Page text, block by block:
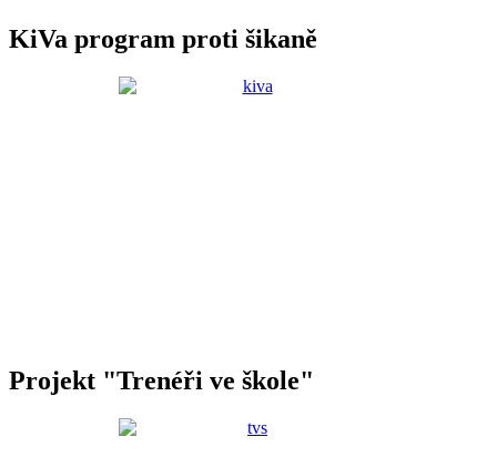
KiVa program proti šikaně
Projekt "Trenéři ve škole"